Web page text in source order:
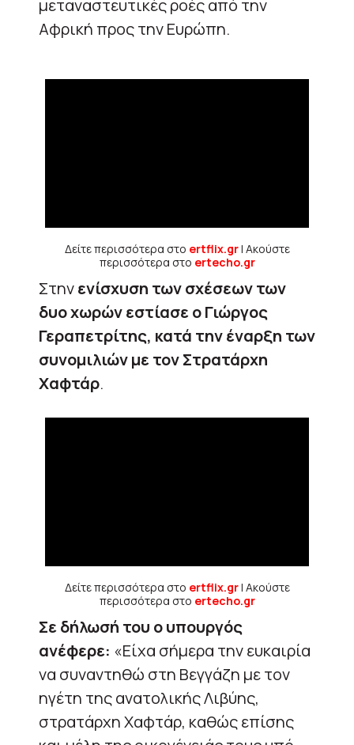
μεταναστευτικές ροές από την
Αφρική προς την Ευρώπη.
Δείτε περισσότερα στο ertflix.gr| Ακούστε
περισσότερα στο ertecho.gr
Στηνενίσχυση των σχέσεων των
δυο χωρών εστίασε ο Γιώργος
Γεραπετρίτης, κατά την έναρξη των
συνομιλιών με τον Στρατάρχη
Χαφτάρ.
Δείτε περισσότερα στο ertflix.gr| Ακούστε
περισσότερα στο ertecho.gr
Σε δήλωσή του ο υπουργός
ανέφερε: «Είχα σήμερα την ευκαιρία
να συναντηθώ στη Βεγγάζη με τον
ηγέτη της ανατολικής Λιβύης,
στρατάρχη Χαφτάρ, καθώς επίσης